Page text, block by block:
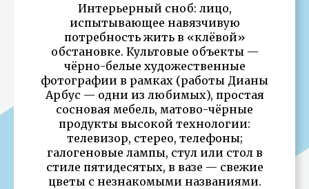
Интерьерный сноб: лицо,
испытывающее навязчивую
потребность жить в «клёвой»
обстановке. Культовые объекты —
чёрно-белые художественные
фотографии в рамках (работы Дианы
Арбус — одни из любимых), простая
сосновая мебель, матово-чёрные
продукты высокой технологии:
телевизор, стерео, телефоны;
галогеновые лампы, стул или стол в
стиле пятидесятых, в вазе — свежие
цветы с незнакомыми названиями.